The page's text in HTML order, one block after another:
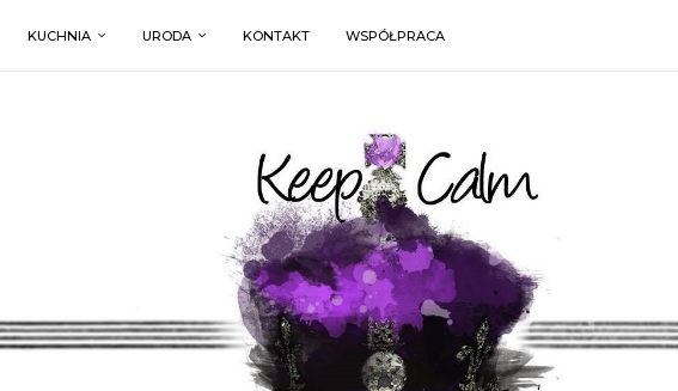
KUCHNIA URODA KONTAKT WSPÓŁPRACA